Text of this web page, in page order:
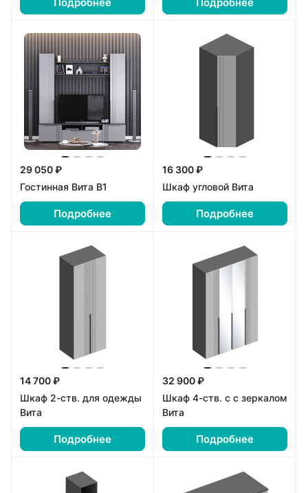
29 050 ₽
Гостинная Вита В1
Подробнее
16 300 ₽
Шкаф угловой Вита
Подробнее
14 700 ₽
Шкаф 2-ств. для одежды
Вита
Подробнее
32 900 ₽
Шкаф 4-ств. с с зеркалом
Вита
Подробнее